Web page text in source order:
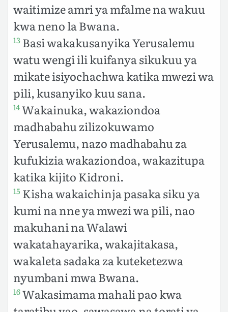
waitimize amri ya mfalme na wakuu
kwa neno la Bwana.
13 Basi wakakusanyika Yerusalemu
watu wengi ili kuifanya sikukuu ya
mikate isiyochachwa katika mwezi wa
pili, kusanyiko kuu sana.
14Wakainuka, wakaziondoa
madhabahu zilizokuwamo
Yerusalemu, nazo madhabahu za
kufukizia wakaziondoa, wakazitupa
katika kijito Kidroni.
15 Kisha wakaichinja pasaka siku ya
kumi na nne ya mwezi wa pili, nao
makuhani na Walawi
wakatahayarika, wakajitakasa,
wakaleta sadaka za kuteketezwa
nyumbani mwa Bwana.
16Wakasimama mahali pao kwa